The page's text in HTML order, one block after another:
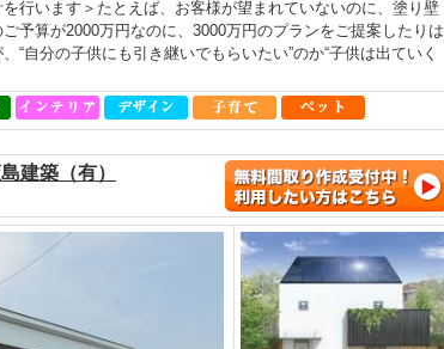
行います＞たとえば、お客様が望まれていないのに、塗り壁
予算が2000万円なのに、3000万円のプランをご提案したりは
“自分の子供にも引き継いでもらいたい”のか“子供は出ていく
建築（有）